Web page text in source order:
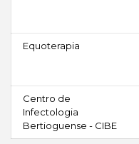
Equoterapia
Centro de
Infectologia
Bertioguense - CIBE